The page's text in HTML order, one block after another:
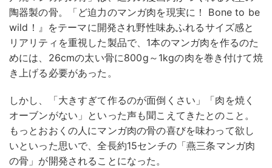
陶器製の骨。「ど迫力のマンガ肉を現実に！ Bone to be
wild！』をテーマに開発され野性味あふれるサイズ感と
リアリティを重視した製品で、1本のマンガ肉を作るのた
めには、26cmの太い骨に800g～1kgの肉を巻き付けて焼
き上げる必要があった。
しかし、「大きすぎて作るのが面倒くさい」「肉を焼く
オーブンがない」といった声も聞こえてきたとのこと。
もっとおおくの人にマンガ肉の骨の喜びを味わって欲し
いといった思いで、全長約15センチの「燕三条マンガ肉
の骨」が開発されることになった。